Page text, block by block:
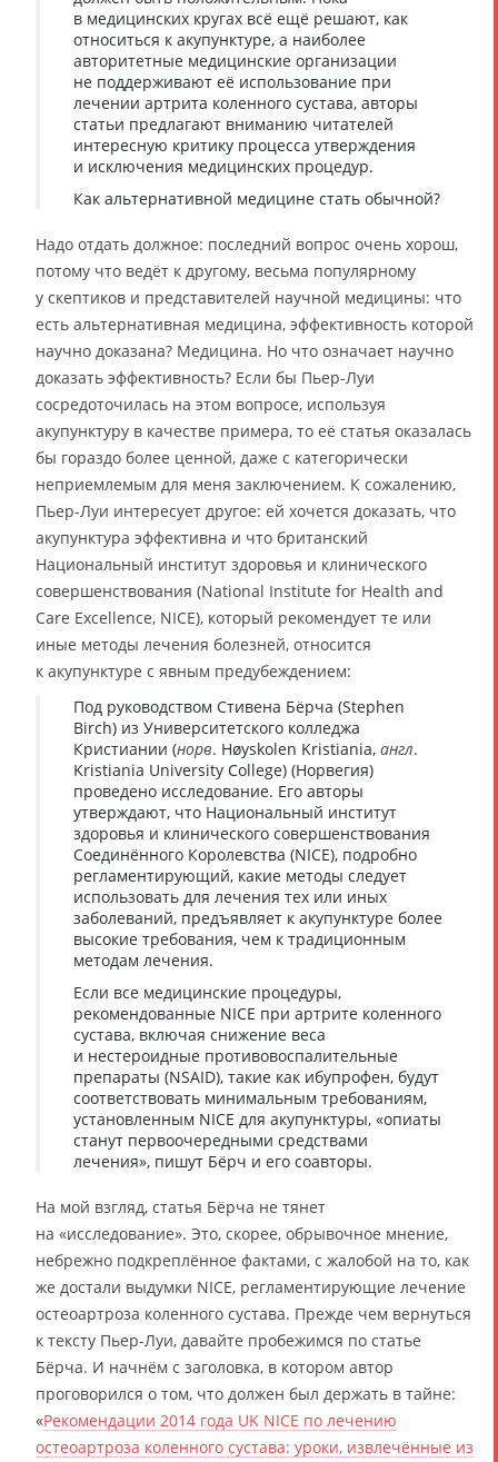
в медицинских кругах всё ещё решают, как
относиться к акупунктуре, а наиболее
авторитетные медицинские организации
не поддерживают её использование при
лечении артрита коленного сустава, авторы
статьи предлагают вниманию читателей
интересную критику процесса утверждения
и исключения медицинских процедур.
Как альтернативной медицине стать обычной?
Надо отдать должное: последний вопрос очень хорош,
потому что ведёт к другому, весьма популярному
у скептиков и представителей научной медицины: что
есть альтернативная медицина, эффективность которой
научно доказана? Медицина. Но что означает научно
доказать эффективность? Если бы Пьер-Луи
сосредоточилась на этом вопросе, используя
акупунктуру в качестве примера, то её статья оказалась
бы гораздо более ценной, даже с категорически
неприемлемым для меня заключением. К сожалению,
Пьер-Луи интересует другое: ей хочется доказать, что
акупунктура эффективна и что британский
Национальный институт здоровья и клинического
совершенствования (National Institute for Health and
Care Excellence, NICE), который рекомендует те или
иные методы лечения болезней, относится
к акупунктуре с явным предубеждением:
Под руководством Стивена Бёрча (Stephen
Birch) из Университетского колледжа
Кристиании (норв. Høyskolen Kristiania, англ.
Kristiania University College) (Норвегия)
проведено исследование. Его авторы
утверждают, что Национальный институт
здоровья и клинического совершенствования
Соединённого Королевства (NICE), подробно
регламентирующий, какие методы следует
использовать для лечения тех или иных
заболеваний, предъявляет к акупунктуре более
высокие требования, чем к традиционным
методам лечения.
Если все медицинские процедуры,
рекомендованные NICE при артрите коленного
сустава, включая снижение веса
и нестероидные противовоспалительные
препараты (NSAID), такие как ибупрофен, будут
соответствовать минимальным требованиям,
установленным NICE для акупунктуры, «опиаты
станут первоочередными средствами
лечения», пишут Бёрч и его соавторы.
На мой взгляд, статья Бёрча не тянет
на «исследование». Это, скорее, обрывочное мнение,
небрежно подкреплённое фактами, с жалобой на то, как
же достали выдумки NICE, регламентирующие лечение
остеоартроза коленного сустава. Прежде чем вернуться
к тексту Пьер-Луи, давайте пробежимся по статье
Бёрча. И начнём с заголовка, в котором автор
проговорился о том, что должен был держать в тайне:
«Рекомендации 2014 года UK NICE по лечению
остеоартроза коленного сустава: уроки, извлечённые из